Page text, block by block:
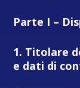
Parte I –
1. Titolare
e dati di